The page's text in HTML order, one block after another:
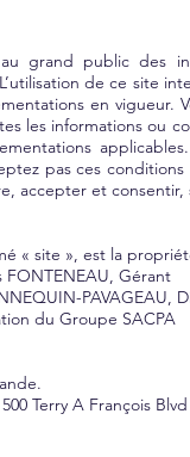
grand public des
de ce site
en
les informations ou
pas ces
accepter et
« site », est la
Gérant
PAVAGEAU,
du Groupe SACPA
Terry A François